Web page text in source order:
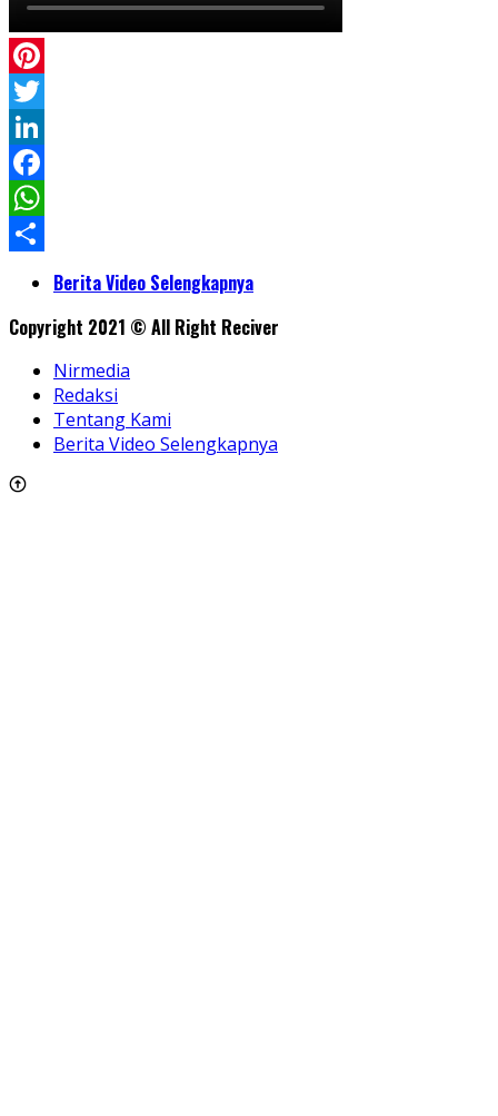
Pinterest
Twitter
LinkedIn
Facebook
WhatsApp
ShareBerita Video Selengkapnya
Copyright 2021 © All Right Reciver
Nirmedia
Redaksi
Tentang Kami
Berita Video Selengkapnya